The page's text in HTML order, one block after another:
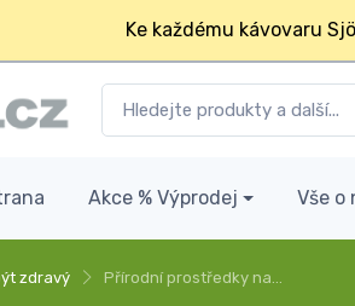
Ke každému kávovaru
Akce % Výprodej Vše o
zdravý Přírodní prostředky na…